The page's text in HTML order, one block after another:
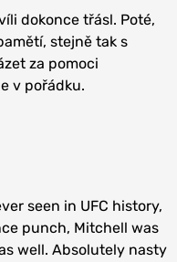
dokonce třásl. Poté,
stejně tak s
za pomoci
v pořádku.
seen in UFC history,
punch, Mitchell was
well. Absolutely nasty